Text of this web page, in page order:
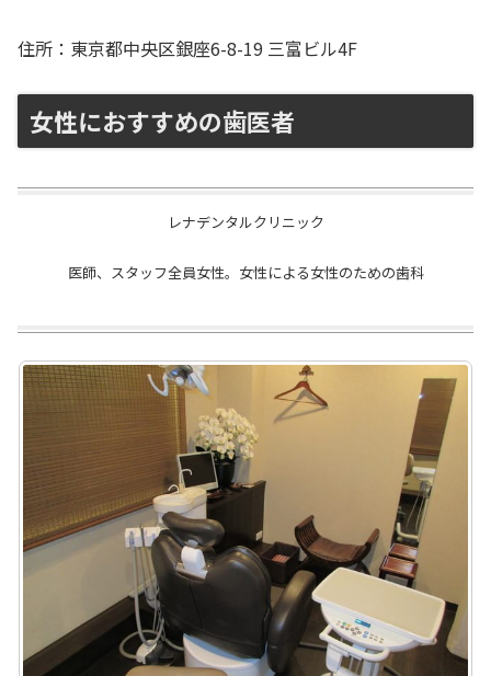
住所：東京都中央区銀座6-8-19 三富ビル4F
女性におすすめの歯医者
レナデンタルクリニック
医師、スタッフ全員女性。女性による女性のための歯科